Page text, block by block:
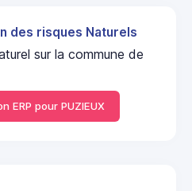
des risques Naturels
sur la commune de
ERP pour PUZIEUX